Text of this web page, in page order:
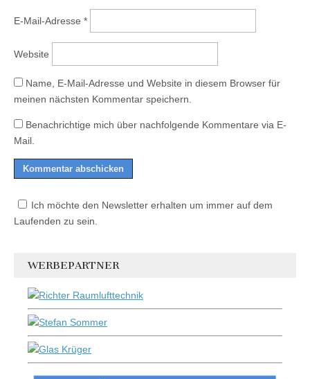
E-Mail-Adresse *
Website
Name, E-Mail-Adresse und Website in diesem Browser für
meinen nächsten Kommentar speichern.
Benachrichtige mich über nachfolgende Kommentare via E-
Mail.
Ich möchte den Newsletter erhalten um immer auf dem
Laufenden zu sein.
WERBEPARTNER